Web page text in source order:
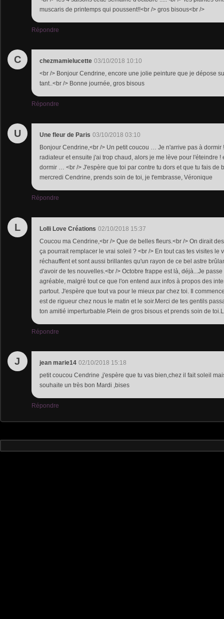
muscaris de printemps qui poussent!!<br /> gros bisous<br />
Répondre
C chezmamielucette 03/10/2018 10:10
<br /> Bonjour Cendrine, encore une jolie peinture que je dépose
tant..<br /> Bonne journée, gros bisous
Répondre
U Une fleur de Paris 03/10/2018 03:10
Bonjour Cendrine,<br /> Un petit coucou … Je n'arrive pas à dormir
radiateur et ensuite j'ai trop chaud, alors je me lève pour l'éteindre !
dormir … <br /> J'espère que toi par contre tu dors et que tu fais de
mercredi Cendrine, prends soin de toi, je t'embrasse, Véronique
Répondre
L Lolli Love Créations 02/10/2018 15:37
Coucou ma Cendrine,<br /> Que de belles fleurs.<br /> On dirait
ça pourrait remplacer le vrai soleil ? <br /> En tout cas tes visites le
réchauffent et sont aussi brillantes qu'un rayon de ce bel astre
d'avoir de tes nouvelles.<br /> Octobre frappe est là, déjà...Je
agréable, malgré tout ce que l'on entend aux infos à propos des
partout. J'espère que tout va pour le mieux par chez toi. Il
est de rigueur chez nous le matin et le soir.Merci de tes gentils
ton amitié imperturbable.Plein de gros bisous et prends soin de
Répondre
J jean marie14 02/10/2018 15:18
petit coucou Cendrine ,j'espère que tu vas bien,chez il fait soleil
souhaite un très bon Mardi ,bises
Répondre